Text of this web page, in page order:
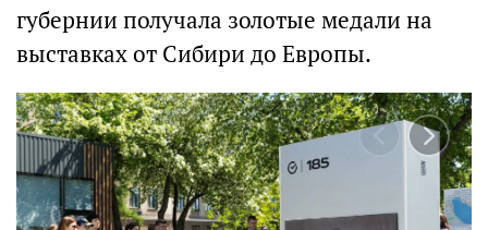
губернии получала золотые медали на
выставках от Сибири до Европы.